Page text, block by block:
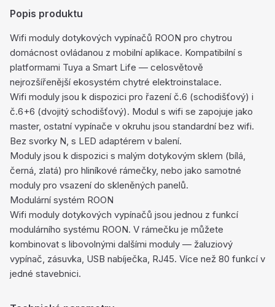
Popis produktu
Wifi moduly dotykových vypínačů ROON pro chytrou
domácnost ovládanou z mobilní aplikace. Kompatibilní s
platformami Tuya a Smart Life — celosvětově
nejrozšířenější ekosystém chytré elektroinstalace.
Wifi moduly jsou k dispozici pro řazení č.6 (schodišťový) i
č.6+6 (dvojitý schodišťový). Modul s wifi se zapojuje jako
master, ostatní vypínače v okruhu jsou standardní bez wifi.
Bez svorky N, s LED adaptérem v balení.
Moduly jsou k dispozici s malým dotykovým sklem (bílá,
černá, zlatá) pro hliníkové rámečky, nebo jako samotné
moduly pro vsazení do skleněných panelů.
Modulární systém ROON
Wifi moduly dotykových vypínačů jsou jednou z funkcí
modulárního systému ROON. V rámečku je můžete
kombinovat s libovolnými dalšími moduly — žaluziový
vypínač, zásuvka, USB nabíječka, RJ45. Více než 80 funkcí v
jedné stavebnici.